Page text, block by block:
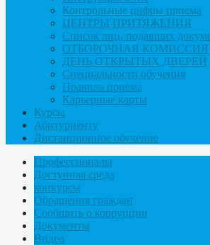
Контрольные цифры приема
ЦЕНТРЫ ПРИТЯЖЕНИЯ
Список лиц, подавших
ОТБОРОЧНАЯ КОМИССИЯ
ДЕНЬ ОТКРЫТЫХ ДВЕРЕЙ
Специальности обучения
Правила приема
Карьерные карты
Курсы
Абитуриенту
Дистанционное обучение
Профессионалы
Доступная среда
конкурсы
Обращения граждан
Сообщить о коррупции
Документы
Видео